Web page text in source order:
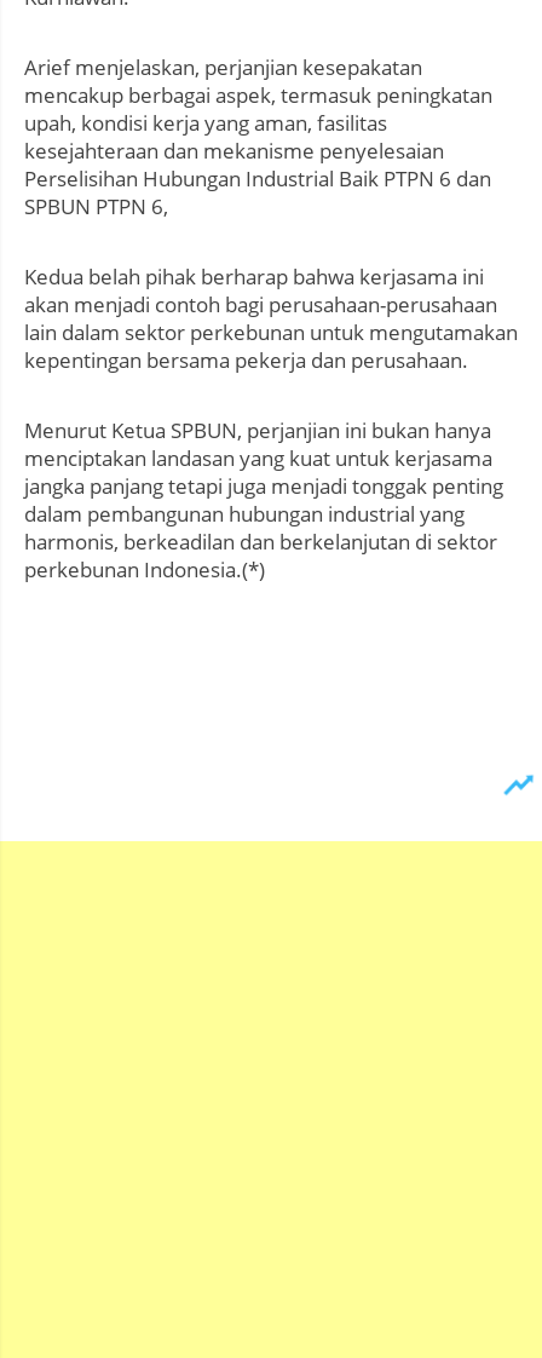
Arief menjelaskan, perjanjian kesepakatan
mencakup berbagai aspek, termasuk peningkatan
upah, kondisi kerja yang aman, fasilitas
kesejahteraan dan mekanisme penyelesaian
Perselisihan Hubungan Industrial Baik PTPN 6 dan
SPBUN PTPN 6,
Kedua belah pihak berharap bahwa kerjasama ini
akan menjadi contoh bagi perusahaan-perusahaan
lain dalam sektor perkebunan untuk mengutamakan
kepentingan bersama pekerja dan perusahaan.
Menurut Ketua SPBUN, perjanjian ini bukan hanya
menciptakan landasan yang kuat untuk kerjasama
jangka panjang tetapi juga menjadi tonggak penting
dalam pembangunan hubungan industrial yang
harmonis, berkeadilan dan berkelanjutan di sektor
perkebunan Indonesia.(*)